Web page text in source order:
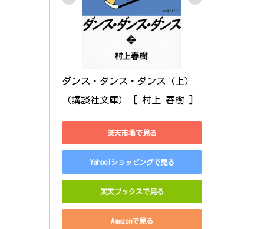
ダンス・ダンス・ダンス（上）
（講談社文庫） [ 村上 春樹 ]
楽天市場で見る
Yahoo!ショッピングで見る
楽天ブックスで見る
Amazonで見る